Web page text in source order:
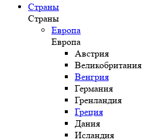
Страны
Страны
Европа
Европа
Австрия
Великобритания
Венгрия
Германия
Гренландия
Греция
Дания
Исландия